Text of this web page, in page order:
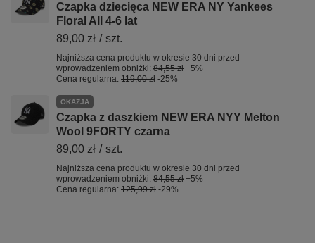
Czapka dziecięca NEW ERA NY Yankees
Floral All 4-6 lat
89,00 zł / szt.
Najniższa cena produktu w okresie 30 dni przed
wprowadzeniem obniżki: 84,55 zł +5%
Cena regularna: 119,00 zł -25%
OKAZJA
Czapka z daszkiem NEW ERA NYY Melton
Wool 9FORTY czarna
89,00 zł / szt.
Najniższa cena produktu w okresie 30 dni przed
wprowadzeniem obniżki: 84,55 zł +5%
Cena regularna: 125,99 zł -29%